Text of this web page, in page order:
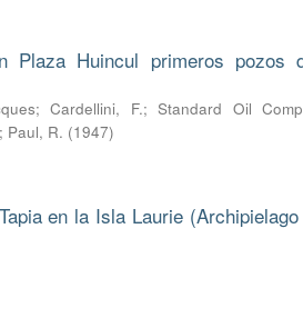
Plaza Huincul primeros pozos
;Cardellini, F.;Standard Oil
; Paul, R. (1947)
en la Isla Laurie